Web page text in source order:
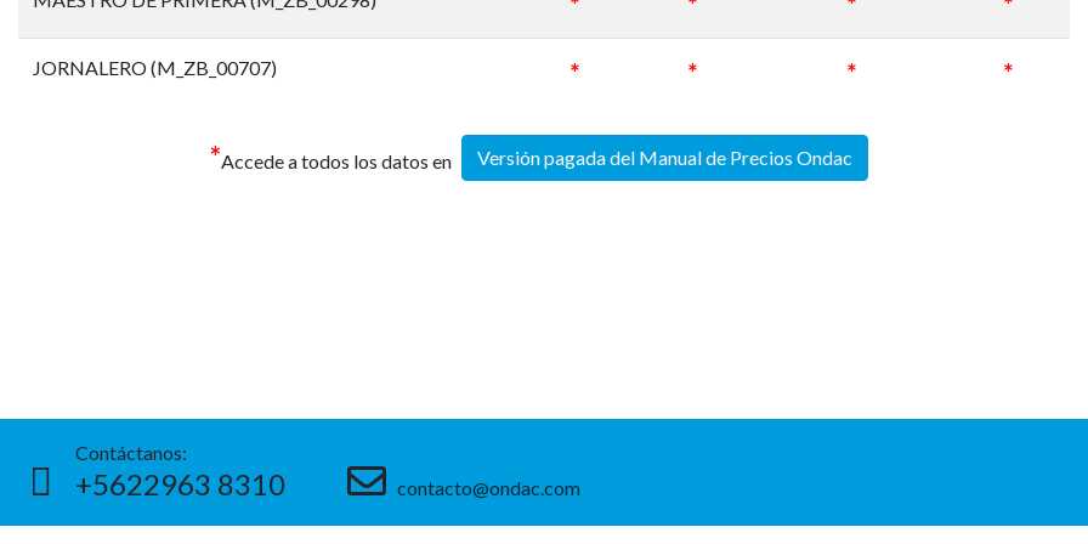
JORNALERO (M_ZB_00707) * * * *
*Accede a todos los datos en Versión pagada del Manual de Precios Ondac
Contáctanos:
+5622963 8310 contacto@ondac.com